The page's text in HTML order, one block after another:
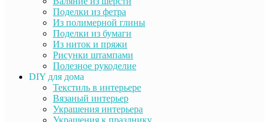
Поделки из фетра
Из полимерной глины
Поделки из бумаги
Из ниток и пряжи
Рисунки штампами
Полезное рукоделие
DIY для дома
Текстиль в интерьере
Вязаный интерьер
Украшения интерьера
Украшения к празднику